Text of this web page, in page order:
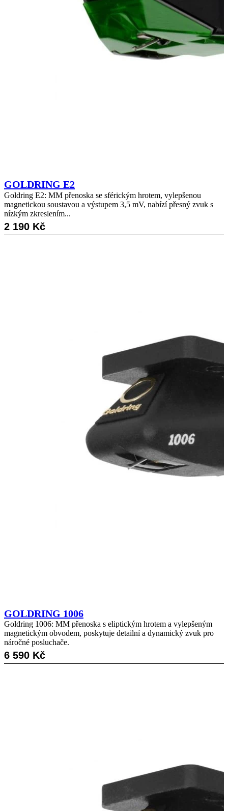
GOLDRING E2
Goldring E2: MM přenoska se sférickým hrotem, vylepšenou
magnetickou soustavou a výstupem 3,5 mV, nabízí přesný zvuk s
nízkým zkreslením...
2 190 Kč
GOLDRING 1006
Goldring 1006: MM přenoska s eliptickým hrotem a vylepšeným
magnetickým obvodem, poskytuje detailní a dynamický zvuk pro
náročné posluchače.
6 590 Kč